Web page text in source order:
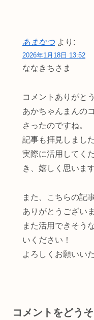
あまなつ より:
2026年1月18日 13:52
ななきちさま
コメントありがと
あかちゃんまんの
さったのですね。
記事も拝見しまし
実際に活用してく
き、嬉しく思います
また、こちらの記
ありがとうございま
また活用できそう
いください！
よろしくお願いい
コメントをどうそ